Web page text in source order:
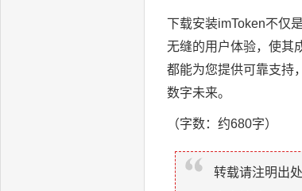
下载安装imToken不仅
无缝的用户体验，使其
都能为您提供可靠支持
数字未来。
（字数：约680字）
转载请注明出处